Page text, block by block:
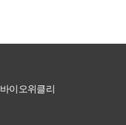
바이오위클리